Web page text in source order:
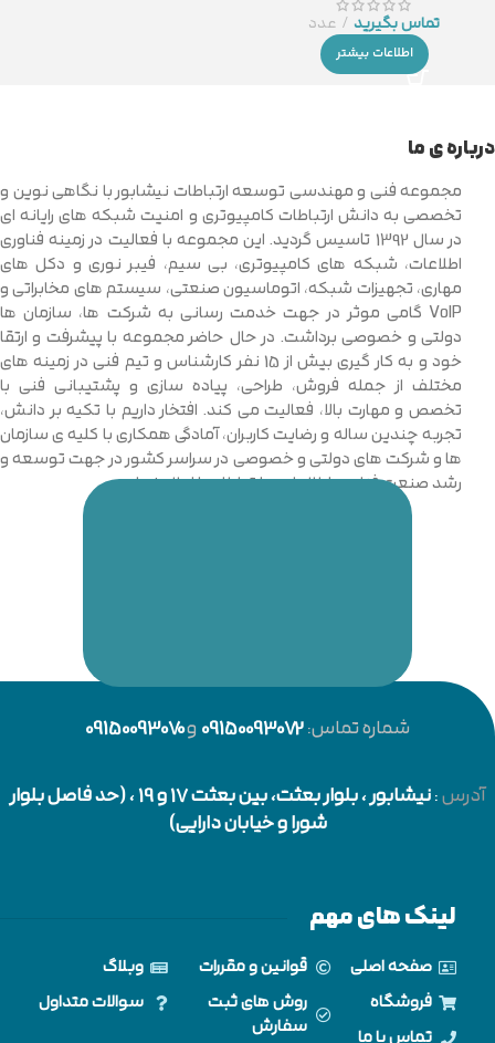
تماس بگیرید
عدد
اطلاعات بیشتر
درباره ی ما
مجموعه فنی و مهندسی توسعه ارتباطات نیشابور با نگاهی نوین و
تخصصی به دانش ارتباطات کامپیوتری و امنیت شبکه های رایانه ای
در سال 1392 تاسیس گردید. این مجموعه با فعالیت در زمینه فناوری
اطلاعات، شبکه های کامپیوتری، بی سیم، فیبر نوری و دکل های
مهاری، تجهیزات شبکه، اتوماسیون صنعتی، سیستم های مخابراتی و
VoIP گامی موثر در جهت خدمت رسانی به شرکت ها، سازمان ها
دولتی و خصوصی برداشت. در حال حاضر مجموعه با پیشرفت و ارتقا
خود و به کار گیری بیش از 15 نفر کارشناس و تیم فنی در زمینه های
مختلف از جمله فروش، طراحی، پیاده سازی و پشتیبانی فنی با
تخصص و مهارت بالا، فعالیت می کند. افتخار داریم با تکیه بر دانش،
تجربه چندین ساله و رضایت کاربران، آمادگی همکاری با کلیه ی سازمان
ها و شرکت های دولتی و خصوصی در سراسر کشور در جهت توسعه و
رشد صنعت فناوری اطلاعات و ارتباطات را اعلام نماییم.
شماره تماس:09150093072و09150093070
آدرس:نیشابور
، بلوار بعثت، بین بعثت 17 و 19 ، (حد فاصل بلوار
شورا و خیابان دارایی)
لینک های مهم
صفحه اصلی
فروشگاه
قوانین و مقررات
روش های ثبت
سفارش
وبلاگ
سوالات متداول